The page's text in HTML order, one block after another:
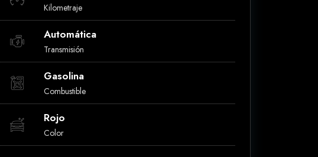
Kilometraje
Automática
Transmisión
Gasolina
Combustible
Rojo
Color